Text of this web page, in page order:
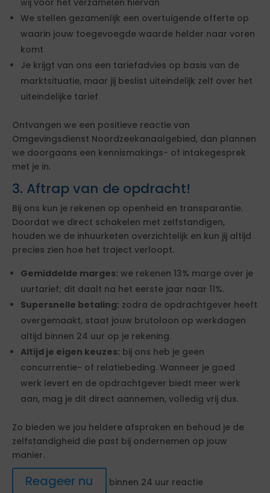
wij voor het verzamelen hiervan
We stellen gezamenlijk een overtuigende offerte op
waarin jouw toegevoegde waarde helder naar voren
komt
Je krijgt van ons een tariefadvies op basis van de
marktsituatie, maar jij beslist uiteindelijk zelf over het
uiteindelijke tarief
Ontvangen we een positieve reactie van
Omgevingsdienst Noordzeekanaalgebied, dan plannen
we doorgaans een kennismakings- of intakegesprek
met je in.
3. Aftrap van de opdracht!
Bij ons kun je rekenen op openheid en transparantie.
Doordat we direct schakelen met zelfstandigen,
houden we de inhuurketen overzichtelijk en kun jij altijd
precies zien hoe het traject verloopt.
Gemiddelde marges: we rekenen 13% marge over je
uurtarief; dit daalt na het eerste jaar naar 11%.
Supersnelle betaling: zodra de opdrachtgever heeft
overgemaakt, staat jouw brutoloon op werkdagen
altijd binnen 24 uur op je rekening.
Altijd je eigen keuzes: bij ons heb je geen
concurrentie- of relatiebeding. Wanneer je goed
werk levert en de opdrachtgever biedt meer werk
aan, mag je dit direct aannemen, volledig vrij dus.
Zo bieden we jou heldere afspraken en behoud je de
zelfstandigheid die past bij ondernemen op jouw
manier.
Reageer nu
binnen 24 uur reactie